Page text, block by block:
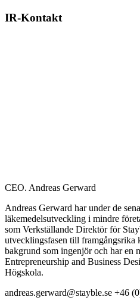
IR-Kontakt
CEO. Andreas Gerward
Andreas Gerward har under de
läkemedelsutveckling i mindre
som Verkställande Direktör för
utvecklingsfasen till framgångsrika
bakgrund som ingenjör och har en
Entrepreneurship and Business
Högskola.
andreas.gerward@stayble.se +46